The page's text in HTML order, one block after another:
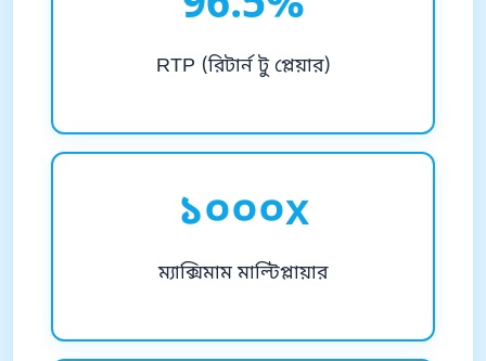
RTP (রিটার্ন টু প্লেয়ার)
১০০০x
ম্যাক্সিমাম মাল্টিপ্লায়ার